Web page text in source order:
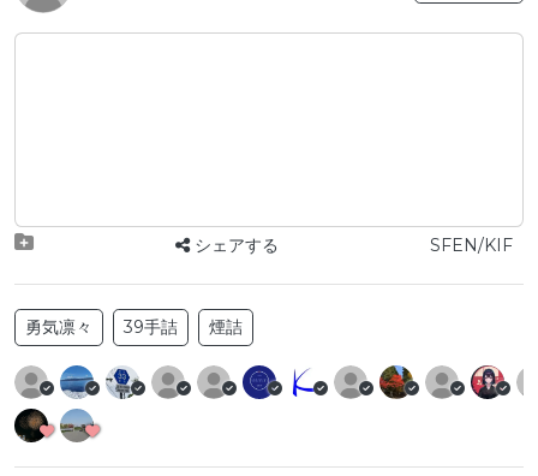
シェアする SFEN/KIF
勇気凛々 39手詰 煙詰